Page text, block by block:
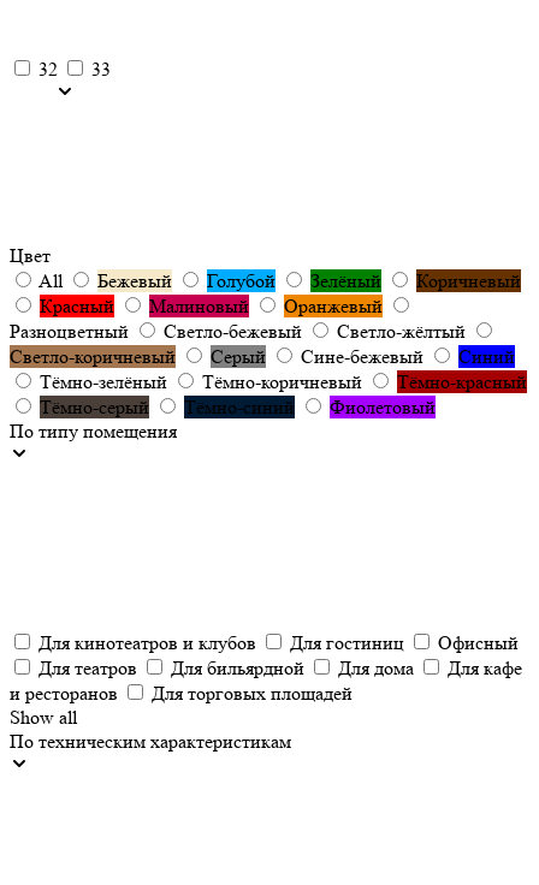
32 33
Цвет
All
Бежевый Голубой Зелёный
Коричневый
Красный
Малиновый
Оранжевый
Разноцветный
Светло-бежевый
Светло-жёлтый
Светло-коричневый
Серый Сине-бежевый
Синий
Тёмно-зелёный
Тёмно-коричневый
Тёмно-красный
Тёмно-серый
Тёмно-синий
Фиолетовый
По типу помещения
Для кинотеатров и клубов Для гостиниц
Офисный
Для театров
Для бильярдной Для дома
Для кафе
и ресторанов
Для торговых площадей
Show all
По техническим характеристикам